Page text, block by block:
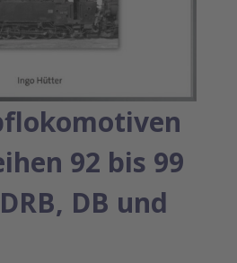
92 bis 99
DB und